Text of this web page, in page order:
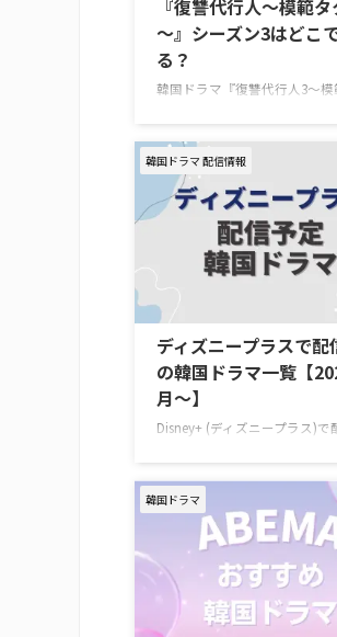
『復讐代行人～模範
～』シーズン3はどこ
る？
韓国ドラマ『復讐代行人3～模
めた。 韓国ドラマ『復讐代行
範タクシー～』配信情報 『復
3～模範タクシー～』はを視聴
動画配信サービスは下記の通り
配信サービス配信状況 Lemino
アム Hulu U-NEXT Prime
Disney+ Netflix 『復讐代行人3
クシー～』を見るならLemino
Leminoプレミアムは、新規の
初月無料で利用できる。無料
解 …
韓国ドラマ 配信情報
ディズニープラスで配
の韓国ドラマ一覧【
月～】
Disney+ (ディズニープラス)で
ズニープラスで毎週最新エピ
更新中の韓国ドラマ 韓国ドラ
の結末』 7月4日（土）より独
容疑者の疑いをかけられなが
を救うため孤独な闘いに身を
く男のロマンティック・サスペ
作品名『夫婦の結末』 演出キ
韓国ドラマ